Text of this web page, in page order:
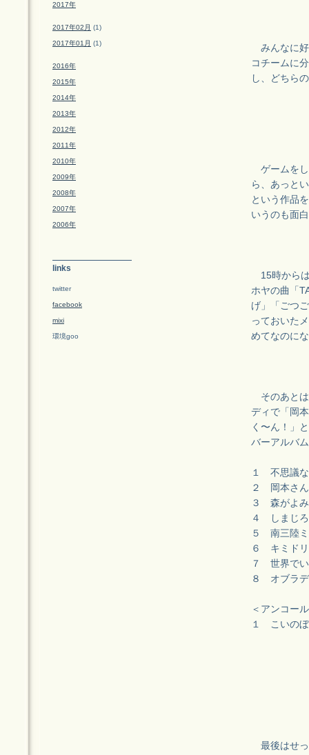
みんなに好
コチームに
し、どちら
ゲームをし
ら、あっと
という作品
いうのも面
15時から
ホヤの曲「
げ」「ごつ
っておいた
めてなのに
そのあとは
ディで「岡
く〜ん！」
バーアルバ
１ 不思議
２ 岡本さん
３ 森がよ
４ しまじ
５ 南三陸
６ キミド
７ 世界で
８ オブラ
＜アンコー
１ こいの
最後はせっ
2017年
2017年02月 (1)
2017年01月 (1)
2016年
2015年
2014年
2013年
2012年
2011年
2010年
2009年
2008年
2007年
2006年
links
twitter
facebook
mixi
環境goo